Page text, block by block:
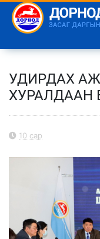
УДИРДАХ
ХУРАЛДААН
10 сар